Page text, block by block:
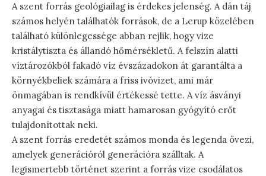
A szent forrás geológiailag is érdekes jelenség. A dán táj
számos helyén találhatók források, de a Lerup közelében
található különlegessége abban rejlik, hogy vize
kristálytiszta és állandó hőmérsékletű. A felszín alatti
víztározókból fakadó víz évszázadokon át garantálta a
környékbeliek számára a friss ivóvizet, ami már
önmagában is rendkívül értékessé tette. A víz ásványi
anyagai és tisztasága miatt hamarosan gyógyító erőt
tulajdonítottak neki.
A szent forrás eredetét számos monda és legenda övezi,
amelyek generációról generációra szálltak. A
legismertebb történet szerint a forrás vize csodálatos